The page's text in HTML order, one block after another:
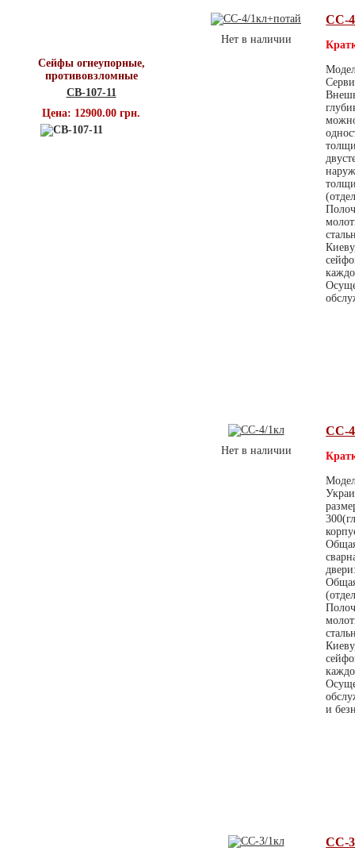
Нет в наличии
СС-
Нет в наличии
СС-
и
СС-
Сейфы огнеупорные,
противовзломные
СВ-107-11
Цена: 12900.00 грн.